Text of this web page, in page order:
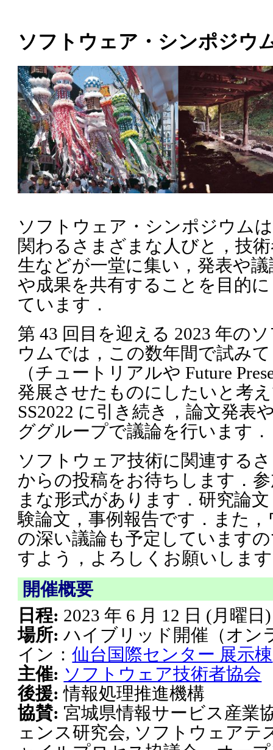
ソフトウェア・シンポジウ
ソフトウェア・シンポジウム
関わるさまざまな人びと，技
生などが一堂に集い，発表や
や成果を共有することを目的
ています．
第 43 回目を迎える 2023 年の
ウムでは，この数年間で試み
（チュートリアルや Future
発展させたものにしたいと考
SS2022 に引き続き，論文発表
ググループで議論を行います．
ソフトウェア技術に関連する
からの投稿をお待ちします．
まな形式があります．研究論文
験論文，事例報告です．また
の深い議論も予定しています
すよう，よろしくお願いしま
開催概要
日程: 2023 年 6 月 12 日 (月曜
場所: ハイブリッド開催（オン
イン：仙台国際センター 展示棟
主催: ソフトウェア技術者協会
後援: 情報処理推進機構
協賛: 宮城県情報サービス産業
ェンス研究会, ソフトウェアテ